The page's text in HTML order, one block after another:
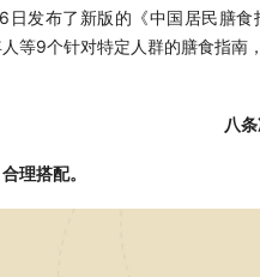
日发布了新版的《中国居民膳
等9个针对特定人群的膳食指
八
理搭配。